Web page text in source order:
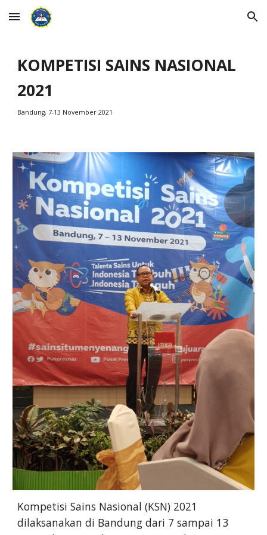
Skip to main content Skip to navigation
KOMPETISI SAINS NASIONAL
2021
Bandung, 7-13 November 2021
Kompetisi Sains Nasional (KSN) 2021
dilaksanakan di Bandung dari 7 sampai 13